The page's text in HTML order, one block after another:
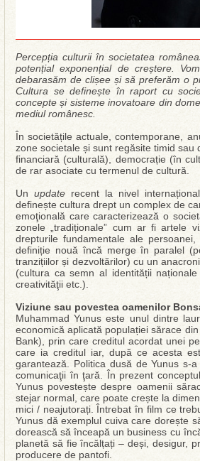
Percepția culturii în societatea
potențial exponențial de creștere.
debarasăm de clișee și să preferăm o
Cultura se definește în raport cu
concepte și sisteme inovatoare din
mediul românesc.
În societățile actuale, contemporane,
zone societale și sunt regăsite timid
financiară (culturală), democrație (în
de rar asociate cu termenul de cultură.
Un updaterecent la nivel internațional
definește cultura drept un complex de
emoţională care caracterizează o
zonele „tradiționale” cum ar fi artele
drepturile fundamentale ale
definiție nouă încă merge în paralel
tranzițiilor și dezvoltărilor) cu un
(cultura ca semn al identității
creativităţii etc.).
Viziune sau povestea oamenilor
Muhammad Yunus este unul dintre
economică aplicată populației sărace
Bank), prin care creditul acordat unei
care ia creditul iar, după ce acesta
garantează. Politica dusă de Yunus s-
comunicaţii în ţară. În prezent
Yunus povestește despre oamenii
stejar normal, care poate crește la
mici / neajutorați. Întrebat în film ce
Yunus dă exemplul cuiva care dorește
dorească să înceapă un business cu
planetă să fie încălțați – deși, desigur,
producere de pantofi.